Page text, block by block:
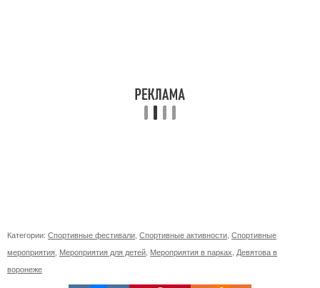
Категории: Спортивные фестивали Спортивные активности Спортивные
мероприятия Мероприятия для детей Мероприятия в парках Девятова в
воронеже